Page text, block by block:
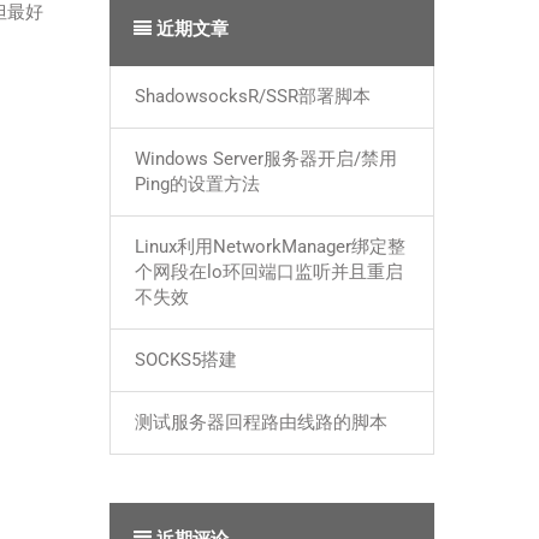
最好
近期文章
ShadowsocksR/SSR部署脚本
Windows Server服务器开启/禁用
Ping的设置方法
Linux利用NetworkManager绑定整
个网段在lo环回端口监听并且重启
不失效
SOCKS5搭建
测试服务器回程路由线路的脚本